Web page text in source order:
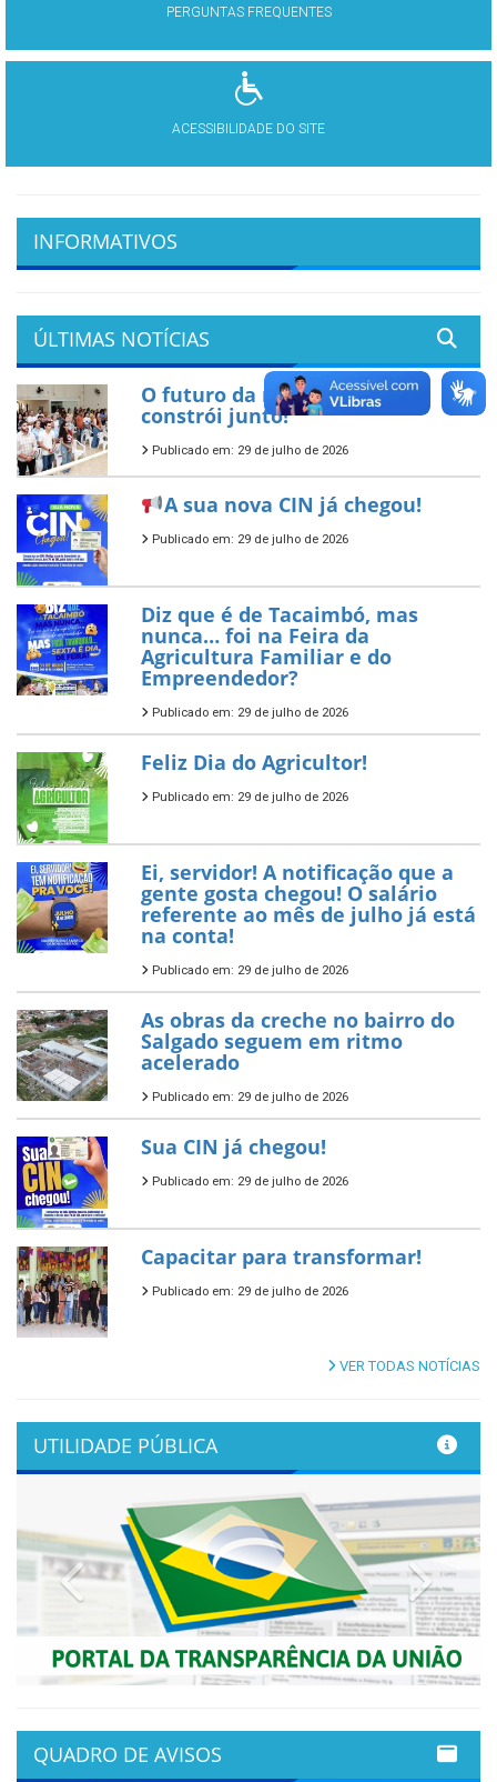
PERGUNTAS FREQUENTES
ACESSIBILIDADE DO SITE
INFORMATIVOS
ÚLTIMAS NOTÍCIAS
O futuro da nossa cidade se
constrói junto!
Publicado em: 29 de julho de 2026
A sua nova CIN já chegou!
Publicado em: 29 de julho de 2026
Diz que é de Tacaimbó, mas
nunca… foi na Feira da
Agricultura Familiar e do
Empreendedor?
Publicado em: 29 de julho de 2026
Feliz Dia do Agricultor!
Publicado em: 29 de julho de 2026
Ei, servidor! A notificação que a
gente gosta chegou! O salário
referente ao mês de julho já está
na conta!
Publicado em: 29 de julho de 2026
As obras da creche no bairro do
Salgado seguem em ritmo
acelerado
Publicado em: 29 de julho de 2026
Sua CIN já chegou!
Publicado em: 29 de julho de 2026
Capacitar para transformar!
Publicado em: 29 de julho de 2026
VER TODAS NOTÍCIAS
UTILIDADE PÚBLICA
Previous Next
QUADRO DE AVISOS